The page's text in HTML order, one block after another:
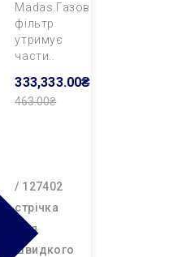
Madas.Газовий
фільтр
утримує
части..
333,333.00₴
463.00₴
/ 127402
cтрічка
для
швидкого